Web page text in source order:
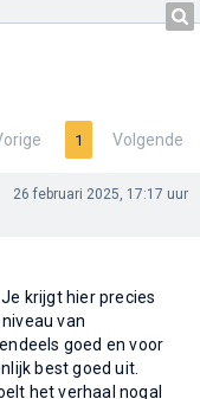
1 Volgende
26 februari 2025, 17:17 uur
krijgt hier precies
van
goed en voor
best goed uit.
het verhaal nogal